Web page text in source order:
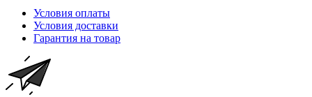
Условия оплаты
Условия доставки
Гарантия на товар